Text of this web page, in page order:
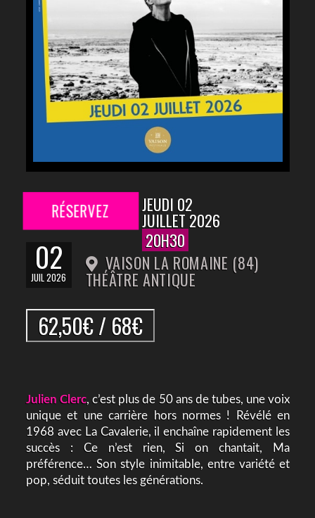
RÉSERVEZ
02
JUIL 2026
JEUDI 02
JUILLET 2026
20H30
VAISON LA ROMAINE (84)
THÉÂTRE ANTIQUE
62,50€ / 68€
Julien Clerc, c’est plus de 50 ans de tubes, une voix
unique et une carrière hors normes ! Révélé en
1968 avec La Cavalerie, il enchaîne rapidement les
succès : Ce n’est rien, Si on chantait, Ma
préférence… Son style inimitable, entre variété et
pop, séduit toutes les générations.